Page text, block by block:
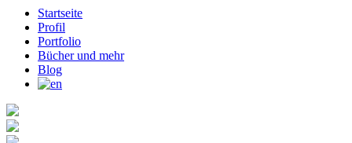
Startseite
Profil
Portfolio
Bücher und mehr
Blog